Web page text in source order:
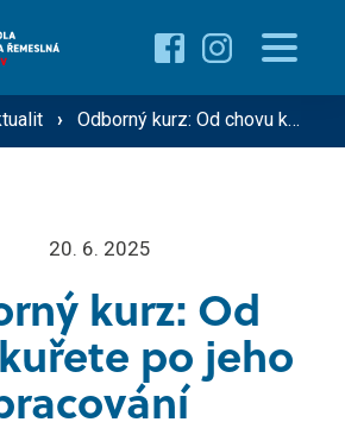
u nás ›
›
dopravy
dopravy
techniky
› Odborný kurz: Od chovu kuřete po jeho zpracování
20. 6. 2025
kurz: Od
po jeho